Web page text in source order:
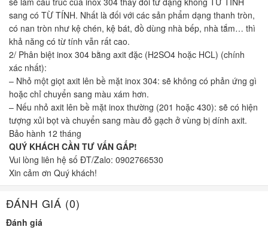
sang có TỪ TÍNH. Nhất là đối với các sản phẩm dạng thanh tròn,
có nan tròn như kệ chén, kệ bát, đồ dùng nhà bếp, nhà tắm… thì
khả năng có từ tính vẫn rất cao.
2/ Phân biệt inox 304 bằng axit đặc (H2SO4 hoặc HCL) (chính
xác nhất):
– Nhỏ một giọt axit lên bề mặt inox 304: sẽ không có phản ứng gì
hoặc chỉ chuyển sang màu xám hơn.
– Nếu nhỏ axit lên bề mặt inox thường (201 hoặc 430): sẽ có hiện
tượng xủi bọt và chuyển sang màu đỏ gạch ở vùng bị dính axit.
Bảo hành 12 tháng
QUÝ KHÁCH CẦN TƯ VẤN GẤP!
Vui lòng liên hệ số ĐT/Zalo: 0902766530
Xin cảm ơn Quý khách!
ĐÁNH GIÁ (0)
Đánh giá